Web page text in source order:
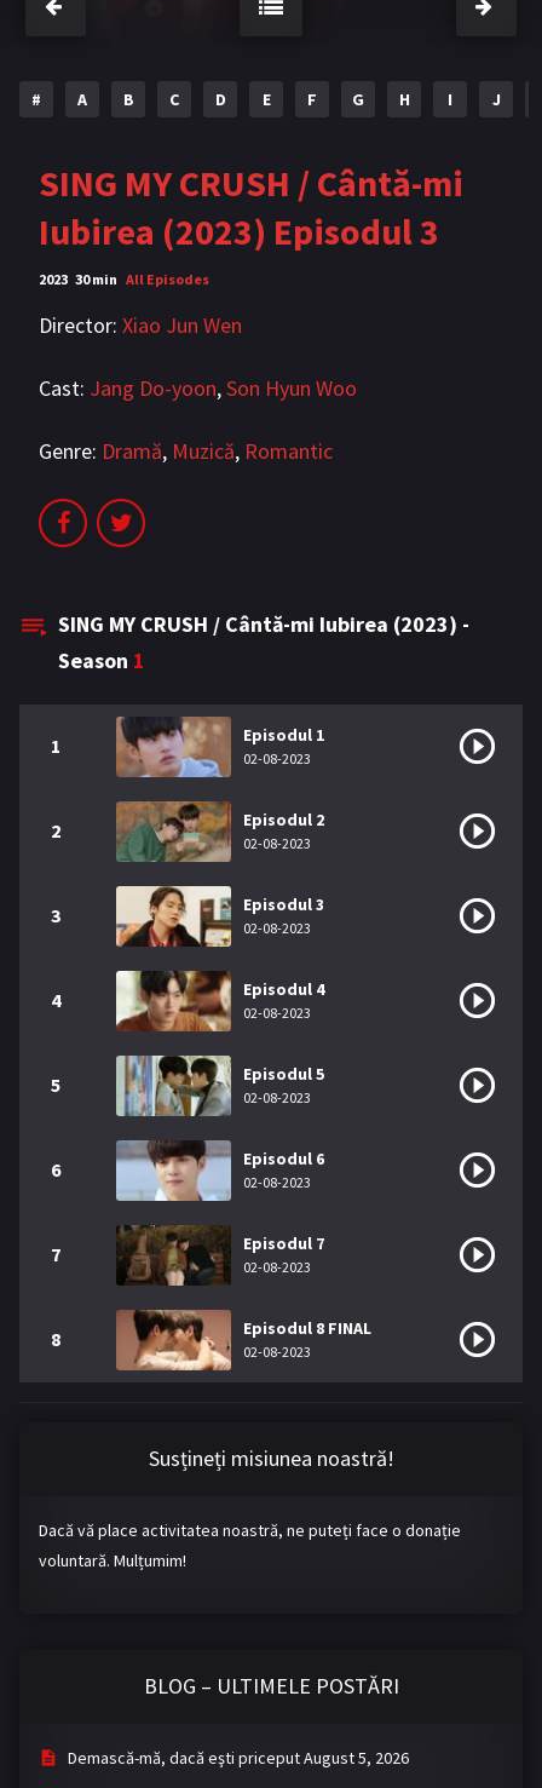
BLOG
Articole Cărți traduse
Muzică
ALĂTURĂ-TE
Înregistrează-te Autentificare
Contul meu
# A B C D E F G H I J
SING MY CRUSH / Cântă-mi
Iubirea (2023) Episodul 3
2023 30 min All Episodes
Director: Xiao Jun Wen
Cast: Jang Do-yoon,Son Hyun Woo
Genre: Dramă, Muzică, Romantic
SING MY CRUSH / Cântă-mi Iubirea (2023) -
Season 1
1 Episodul 1
02-08-2023
2 Episodul 2
02-08-2023
3 Episodul 3
02-08-2023
4 Episodul 4
02-08-2023
5 Episodul 5
02-08-2023
6 Episodul 6
02-08-2023
7 Episodul 7
02-08-2023
8 Episodul 8 FINAL
02-08-2023
Susțineți misiunea noastră!
Dacă vă place activitatea noastră, ne puteți face o donație
voluntară. Mulțumim!
BLOG – ULTIMELE POSTĂRI
Demască-mă, dacă eşti priceputAugust 5, 2026